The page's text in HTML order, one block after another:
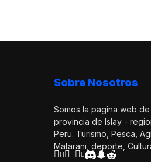
Sobre Nosotros
Somos la pagina web
provincia de Islay -
Peru. Turismo, Pesca,
Matarani, deporte,